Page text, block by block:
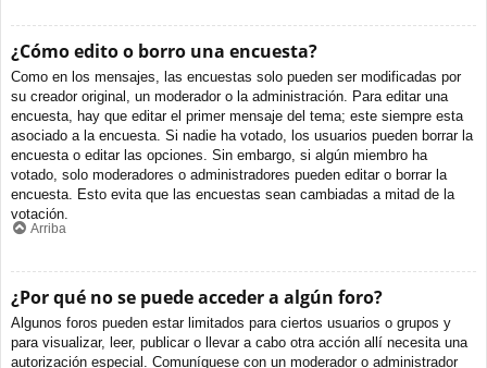
¿Cómo edito o borro una encuesta?
Como en los mensajes, las encuestas solo pueden ser modificadas por
su creador original, un moderador o la administración. Para editar una
encuesta, hay que editar el primer mensaje del tema; este siempre esta
asociado a la encuesta. Si nadie ha votado, los usuarios pueden borrar la
encuesta o editar las opciones. Sin embargo, si algún miembro ha
votado, solo moderadores o administradores pueden editar o borrar la
encuesta. Esto evita que las encuestas sean cambiadas a mitad de la
votación.
Arriba
¿Por qué no se puede acceder a algún foro?
Algunos foros pueden estar limitados para ciertos usuarios o grupos y
para visualizar, leer, publicar o llevar a cabo otra acción allí necesita una
autorización especial. Comuníquese con un moderador o administrador